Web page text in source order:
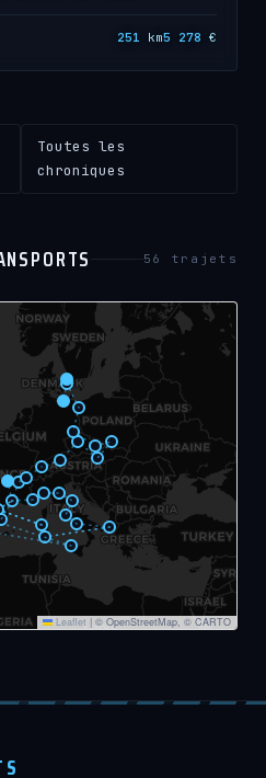
251 km5 278 €
Toutes les
chroniques
56 trajets
Leaflet | © OpenStreetMap, © CARTO